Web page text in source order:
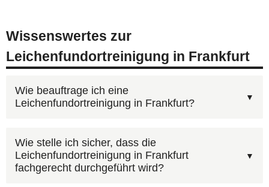
Wissenswertes zur
Leichenfundortreinigung in Frankfurt
Wie beauftrage ich eine
Leichenfundortreinigung in Frankfurt?
Am schnellsten geht es telefonisch:
0800 6003005(kostenlos, 24h). Wir besprechen
Ihre Situation, erstellen einen Kostenvoranschlag
Wie stelle ich sicher, dass die
Leichenfundortreinigung in Frankfurt
fachgerecht durchgeführt wird?